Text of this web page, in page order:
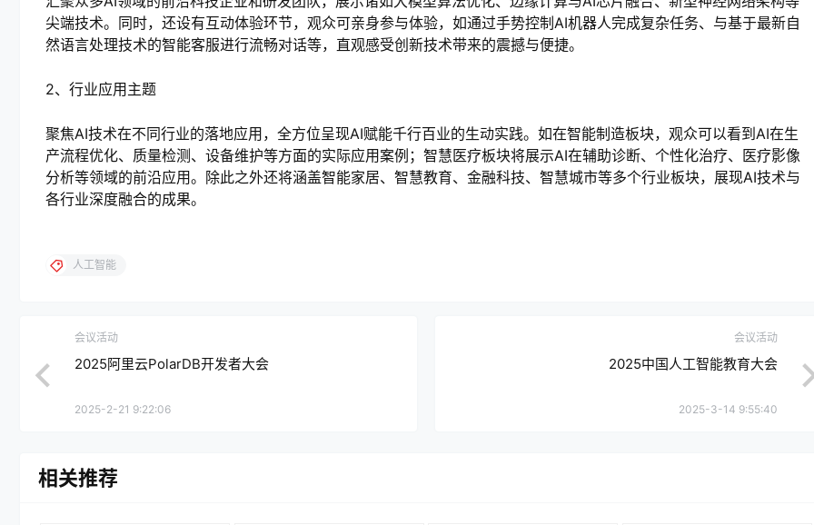
尖端技术。同时，还设有互动体验环节，观众可亲身参与体验，如通过手势控制AI机器人完成复杂任务、与基于最新自
然语言处理技术的智能客服进行流畅对话等，直观感受创新技术带来的震撼与便捷。
2、行业应用主题
聚焦AI技术在不同行业的落地应用，全方位呈现AI赋能千行百业的生动实践。如在智能制造板块，观众可以看到AI在生
产流程优化、质量检测、设备维护等方面的实际应用案例；智慧医疗板块将展示AI在辅助诊断、个性化治疗、医疗影像
分析等领域的前沿应用。除此之外还将涵盖智能家居、智慧教育、金融科技、智慧城市等多个行业板块，展现AI技术与
各行业深度融合的成果。
人工智能
会议活动
2025阿里云PolarDB开发者大会
2025-2-21 9:22:06
会议活动
2025中国人工智能教育大会
2025-3-14 9:55:40
相关推荐